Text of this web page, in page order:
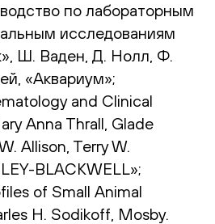
по лабораторным
исследованиям
Ш. Ваден, Д. Нолл, Ф.
«Аквариум»;
and Clinical
Anna Thrall, Glade
Allison, Terry W.
BLACKWELL»;
of Small Animal
H. Sodikoff, Mosby.